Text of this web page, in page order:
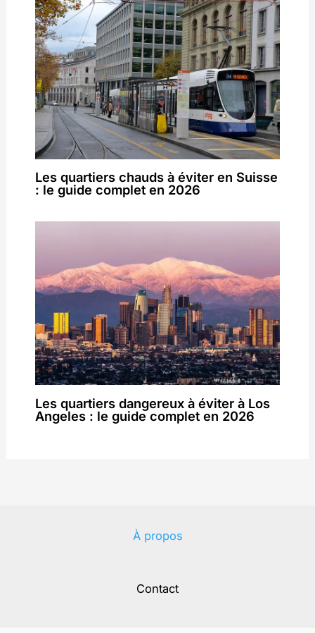
Les quartiers chauds à éviter en Suisse
: le guide complet en 2026
Les quartiers dangereux à éviter à Los
Angeles : le guide complet en 2026
À propos
Contact